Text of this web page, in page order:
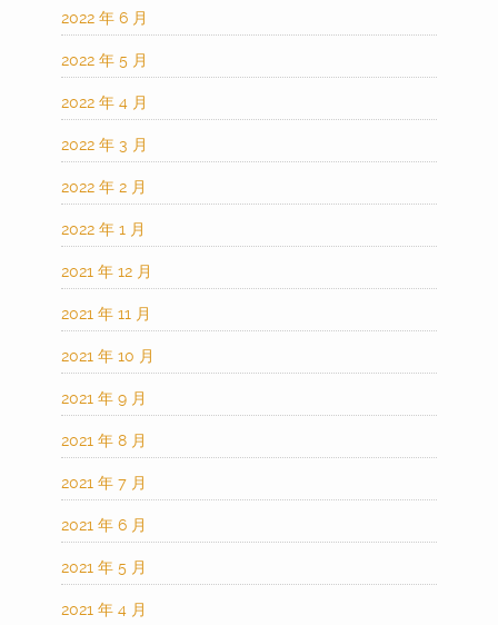
2022 年 6 月
2022 年 5 月
2022 年 4 月
2022 年 3 月
2022 年 2 月
2022 年 1 月
2021 年 12 月
2021 年 11 月
2021 年 10 月
2021 年 9 月
2021 年 8 月
2021 年 7 月
2021 年 6 月
2021 年 5 月
2021 年 4 月